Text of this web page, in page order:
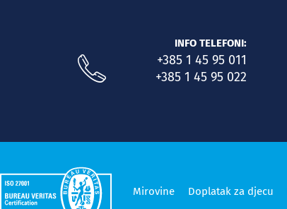
INFO TELEFONI:
+385 1 45 95 011
+385 1 45 95 022
Mirovine Doplatak za djecu